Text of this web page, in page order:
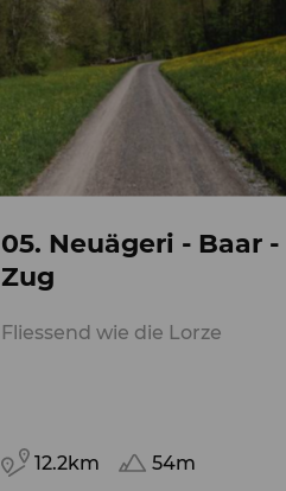
05. Neuägeri - Baar -
Zug
Fliessend wie die Lorze
12.2km 54m